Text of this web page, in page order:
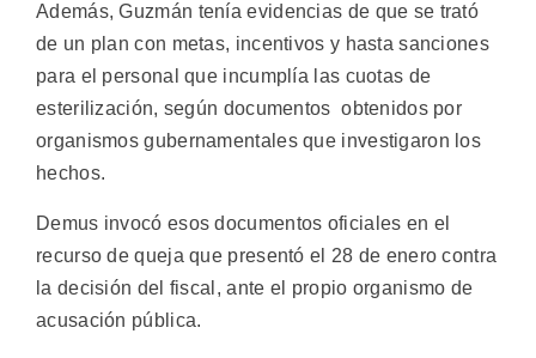
Además, Guzmán tenía evidencias de que se trató
de un plan con metas, incentivos y hasta sanciones
para el personal que incumplía las cuotas de
esterilización, según documentos obtenidos por
organismos gubernamentales que investigaron los
hechos.
Demus invocó esos documentos oficiales en el
recurso de queja que presentó el 28 de enero contra
la decisión del fiscal, ante el propio organismo de
acusación pública.